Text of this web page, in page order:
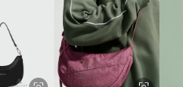
/超贈點/福利金/紅利折抵/折
發轉賣不具回饋資格： 如
轉賣而非最終消費使用者，
準